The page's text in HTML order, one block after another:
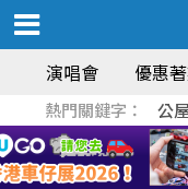
演唱會 優惠
熱門關鍵字： 公